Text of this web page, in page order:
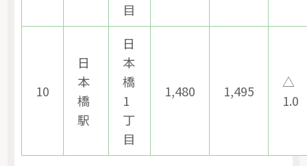
目
10
日
本
橋
駅
日
本
橋
1
丁
目
1,480 1,495
△
1.0